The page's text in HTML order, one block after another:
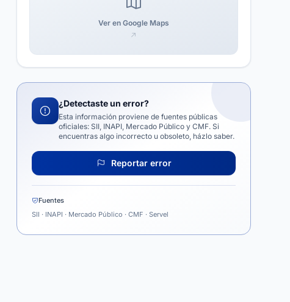
Ver en Google Maps
¿Detectaste un error?
Esta información proviene de fuentes públicas
oficiales: SII, INAPI, Mercado Público y CMF. Si
encuentras algo incorrecto u obsoleto, házlo saber.
Reportar error
Fuentes
SII · INAPI · Mercado Público · CMF · Servel